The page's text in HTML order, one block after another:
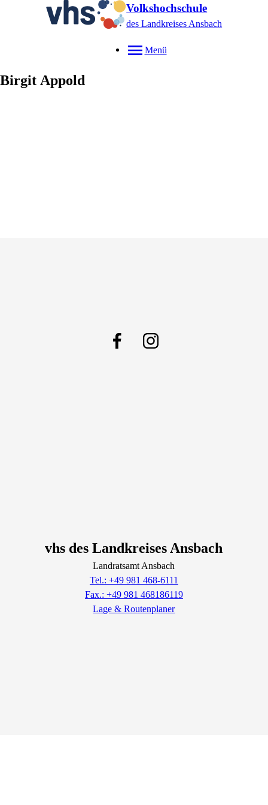
Volkshochschule
des Landkreises Ansbach
Menü
Birgit Appold
vhs des Landkreises Ansbach
Landratsamt Ansbach
Tel.: +49 981 468-6111
Fax.: +49 981 468186119
Lage & Routenplaner